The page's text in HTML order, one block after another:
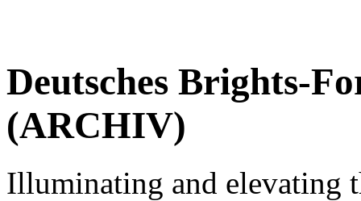
Deutsches Brights-
(ARCHIV)
Illuminating and elevating